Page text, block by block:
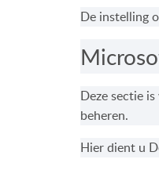
De instelling
Deze sectie
beheren.
Hier dient u